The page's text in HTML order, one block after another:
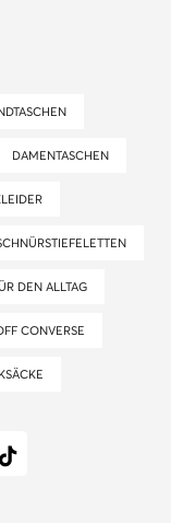
DAMENTASCHEN
KLEIDER
DEN ALLTAG
CONVERSE